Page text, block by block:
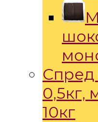
Спред
0,5кг,
10кг